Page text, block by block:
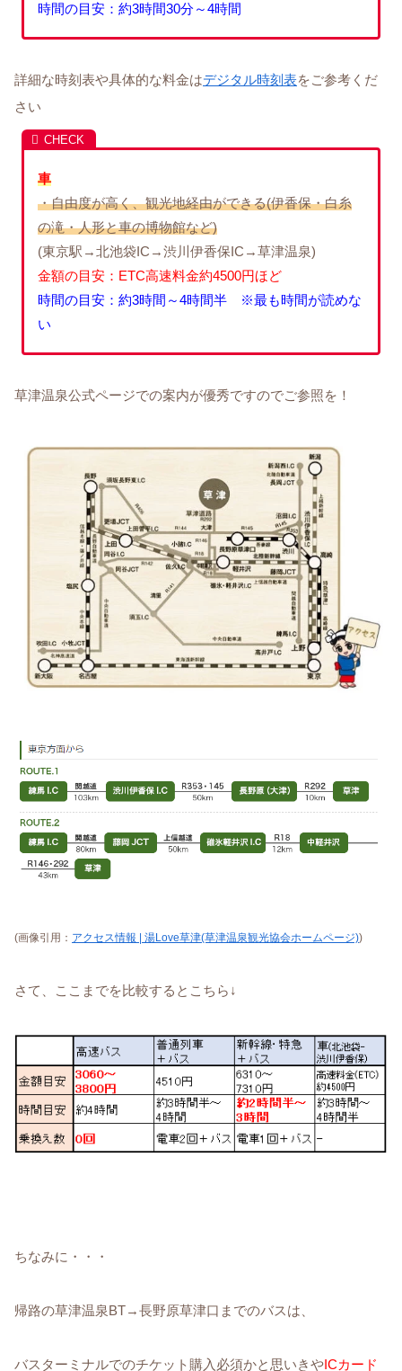
時間の目安：約3時間30分～4時間
詳細な時刻表や具体的な料金はデジタル時刻表をご参考くだ
さい
車
・自由度が高く、観光地経由ができる(伊香保・白糸
の滝・人形と車の博物館など)
(東京駅→北池袋IC→渋川伊香保IC→草津温泉)
金額の目安：ETC高速料金約4500円ほど
時間の目安：約3時間～4時間半 ※最も時間が読めな
い
草津温泉公式ページでの案内が優秀ですのでご参照を！
(画像引用： アクセス情報 | 湯Love草津(草津温泉観光協会ホームページ))
さて、ここまでを比較するとこちら↓
ちなみに・・・
帰路の草津温泉BT→長野原草津口までのバスは、
バスターミナルでのチケット購入必須かと思いきやICカード